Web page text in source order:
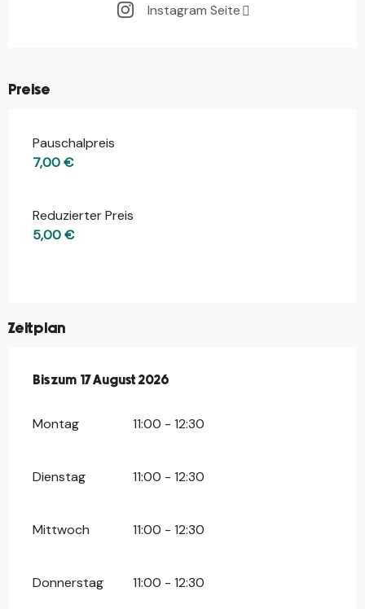
Instagram Seite
Preise
Pauschalpreis
7,00 €
Reduzierter Preis
5,00 €
Zeitplan
vom13 Juli 2026bis zum
Bis zum 17 August 2026
Montag 11:00 - 12:30
Dienstag 11:00 - 12:30
Mittwoch 11:00 - 12:30
Donnerstag 11:00 - 12:30